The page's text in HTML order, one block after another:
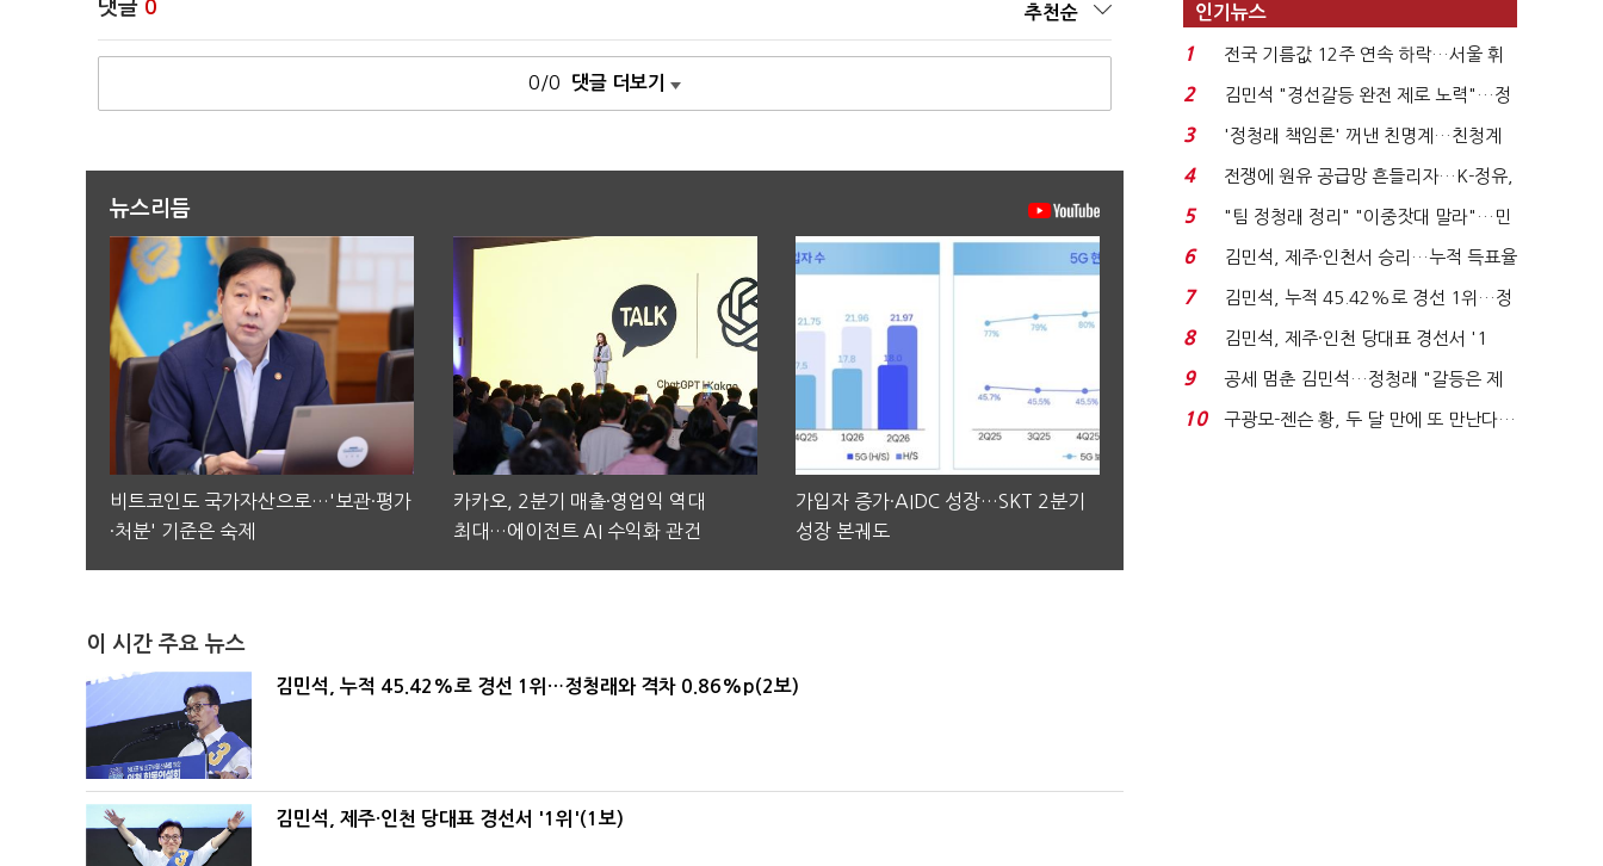
댓글 0 추천순
0/0 댓글 더보기
뉴스리듬
비트코인도 국가자산으로…'보관·평가
·처분' 기준은 숙제
카카오, 2분기 매출·영업익 역대
최대…에이전트 AI 수익화 관건
가입자 증가·AIDC 성장…SKT 2분기
성장 본궤도
이 시간 주요 뉴스
김민석, 누적 45.42%로 경선 1위…정청래와 격차 0.86%p(2보)
김민석, 제주·인천 당대표 경선서 '1위'(1보)
인기뉴스
1
전국 기름값 12주 연속 하락…서울 휘
발윳값 1909원...
2
김민석 "경선갈등 완전 제로 노력"…정
청래 "반명 공세 사...
3
'정청래 책임론' 꺼낸 친명계…친청계
는 추가투표 때리기...
4
전쟁에 원유 공급망 흔들리자…K-정유,
에너지안보 핵심...
5
"팀 정청래 정리" "이중잣대 말라"…민
주 최고위원 계파 다...
6
김민석, 제주·인천서 승리…누적 득표율
'1위 탈환'(종합)...
7
김민석, 누적 45.42%로 경선 1위…정
청래와 격차 0.86%p(...
8
김민석, 제주·인천 당대표 경선서 '1
위'(1보)...
9
공세 멈춘 김민석…정청래 "갈등은 제
가 수습"
10
구광모-젠슨 황, 두 달 만에 또 만난다…